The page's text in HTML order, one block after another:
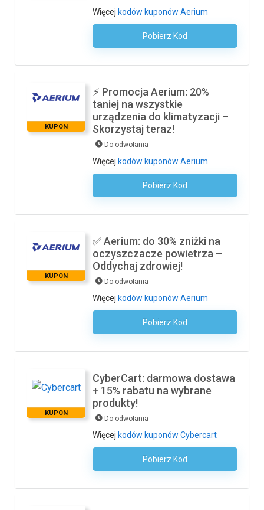
Więcej kodów kuponów Aerium
Pobierz Kod
Kod Nie Jest Wymagany
KUPON
⚡ Promocja Aerium: 20%
taniej na wszystkie
urządzenia do klimatyzacji –
Skorzystaj teraz!
Do odwołania
Więcej kodów kuponów Aerium
Pobierz Kod
Kod Nie Jest Wymagany
KUPON
✅ Aerium: do 30% zniżki na
oczyszczacze powietrza –
Oddychaj zdrowiej!
Do odwołania
Więcej kodów kuponów Aerium
Pobierz Kod
Kod Nie Jest Wymagany
KUPON
CyberCart: darmowa dostawa
+ 15% rabatu na wybrane
produkty!
Do odwołania
Więcej kodów kuponów Cybercart
Pobierz Kod
Kod Nie Jest Wymagany